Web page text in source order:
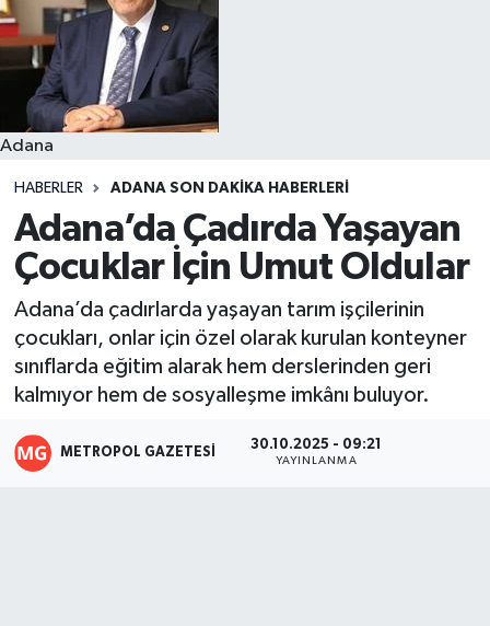
Adana
HABERLER ADANA SON DAKIKA HABERLERI
Adana’da Çadırda Yaşayan
Çocuklar İçin Umut Oldular
Adana’da çadırlarda yaşayan tarım işçilerinin
çocukları, onlar için özel olarak kurulan konteyner
sınıflarda eğitim alarak hem derslerinden geri
kalmıyor hem de sosyalleşme imkânı buluyor.
METROPOL GAZETESI 30.10.2025 - 09:21
YAYINLANMA
Resmi İlanlar